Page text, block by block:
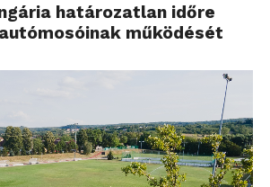
határozatlan időre
működését